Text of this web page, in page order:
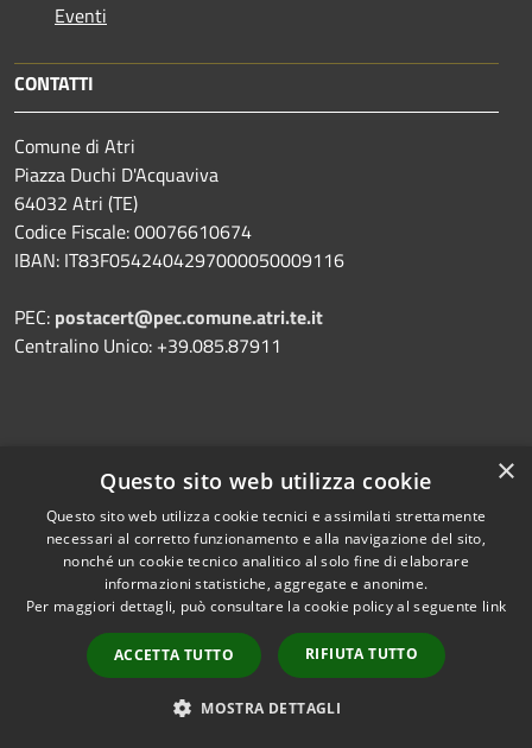
Eventi
CONTATTI
Comune di Atri
Piazza Duchi D'Acquaviva
64032 Atri (TE)
Codice Fiscale: 00076610674
IBAN: IT83F0542404297000050009116
PEC: postacert@pec.comune.atri.te.it
Centralino Unico: +39.085.87911
Segnalazione disservizio
Leggi le FAQ
Richiesta assistenza
Amministrazione trasparente
×
Questo sito web utilizza cookie
Questo sito web utilizza cookie tecnici e assimilati strettamente
necessari al corretto funzionamento e alla navigazione del sito,
nonché un cookie tecnico analitico al solo fine di elaborare
informazioni statistiche, aggregate e anonime.
Per maggiori dettagli, può consultare la cookie policy al seguente link
ACCETTA TUTTO RIFIUTA TUTTO
MOSTRA DETTAGLI